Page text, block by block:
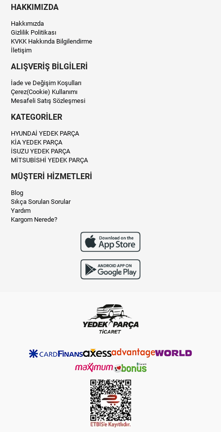
HAKKIMIZDA
Hakkımızda
Gizlilik Politikası
KVKK Hakkında Bilgilendirme
İletişim
ALIŞVERİŞ BİLGİLERİ
İade ve Değişim Koşulları
Çerez(Cookie) Kullanımı
Mesafeli Satış Sözleşmesi
KATEGORİLER
HYUNDAİ YEDEK PARÇA
KİA YEDEK PARÇA
İSUZU YEDEK PARÇA
MİTSUBİSHİ YEDEK PARÇA
MÜŞTERİ HİZMETLERİ
Blog
Sıkça Sorulan Sorular
Yardım
Kargom Nerede?